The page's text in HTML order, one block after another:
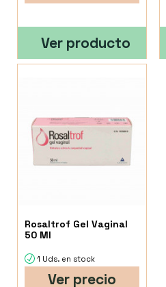
Ver producto
Rosaltrof Gel Vaginal
50 Ml
1 Uds. en stock
Ver precio